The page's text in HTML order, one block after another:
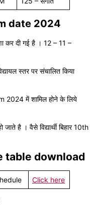
date 2024
कर दी गई है । 12 – 11 –
स्तर पर संचालित किया
2024 में शामिल होने के लिये
है । वैसे विद्यार्थी बिहार 10th
table download
Click here